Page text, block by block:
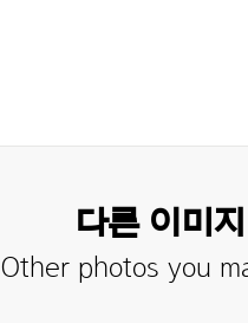
다른 이미지
Other photos you